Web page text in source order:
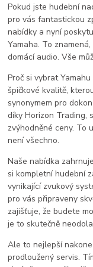
Pokud jste hudební
pro vás fantastickou
nabídky a nyní
Yamaha. To
domácí audio. Vše
Proč si vybrat
špičkové kvalitě,
synonymem pro
díky Horizon Trading,
zvýhodněné ceny. To
není všechno.
Naše nabídka
si kompletní hudební
vynikající zvukový
pro vás připraveny
zajišťuje, že budete
je to skutečně
Ale to nejlepší
prodloužený servis.